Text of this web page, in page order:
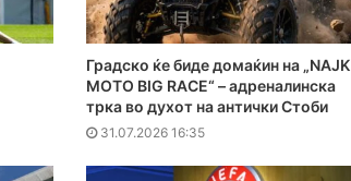
Градско ќе биде домаќин на „NAJK
MOTO BIG RACE“ – адреналинска
трка во духот на антички Стоби
31.07.2026 16:35